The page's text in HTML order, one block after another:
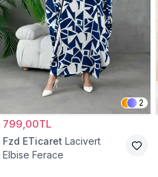
2
799,00TL
Fzd ETicaret Lacivert
Elbise Ferace